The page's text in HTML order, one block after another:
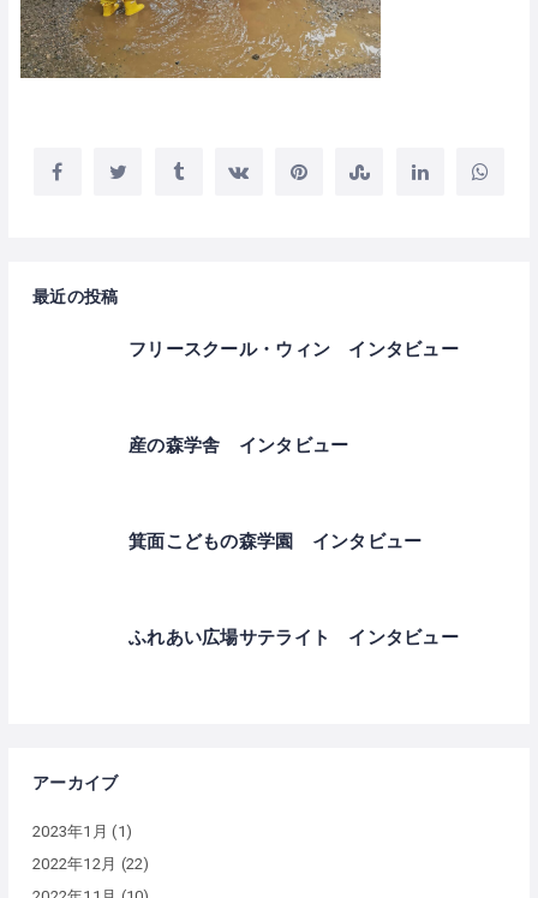
最近の投稿
フリースクール・ウィン インタビュー
産の森学舎 インタビュー
箕面こどもの森学園 インタビュー
ふれあい広場サテライト インタビュー
アーカイブ
2023年1月 (1)
2022年12月 (22)